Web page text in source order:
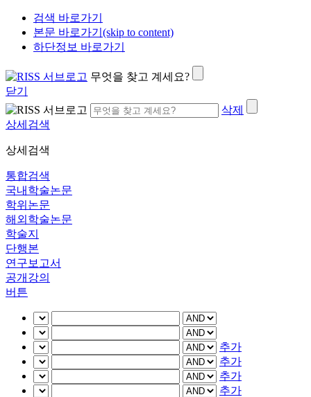
검색 바로가기
본문 바로가기(skip to content)
하단정보 바로가기
무엇을 찾고 계세요?
닫기
삭제
상세검색
상세검색
통합검색
국내학술논문
학위논문
해외학술논문
학술지
단행본
연구보고서
공개강의
버튼
추가
추가
추가
추가